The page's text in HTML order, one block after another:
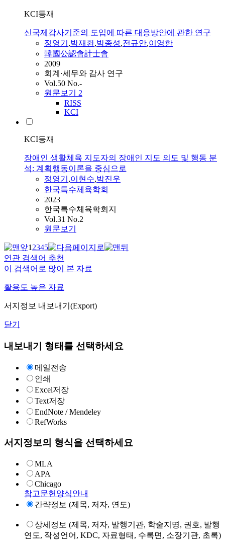
KCI등재
신국제감사기준의 도입에 따른 대응방안에 관한 연구
정영기 ,박재환,박종성,전규안,이영한
韓國公認會計士會
2009
회계·세무와 감사 연구
Vol.50 No.-
원문보기 2
RISS
KCI
KCI등재
장애인 생활체육 지도자의 장애인 지도 의도 및 행동 분
석: 계획행동이론을 중심으로
정영기 ,이현수,박진우
한국특수체육학회
2023
한국특수체육학회지
Vol.31 No.2
원문보기
12345
연관 검색어 추천
이 검색어로 많이 본 자료
활용도 높은 자료
서지정보 내보내기(Export)
닫기
내보내기 형태를 선택하세요
메일전송
인쇄
Excel저장
Text저장
EndNote / Mendeley
RefWorks
서지정보의 형식을 선택하세요
MLA
APA
Chicago
참고문헌양식안내
간략정보 (제목, 저자, 연도)
상세정보 (제목, 저자, 발행기관, 학술지명, 권호, 발행
연도, 작성언어, KDC, 자료형태, 수록면, 소장기관, 초록)